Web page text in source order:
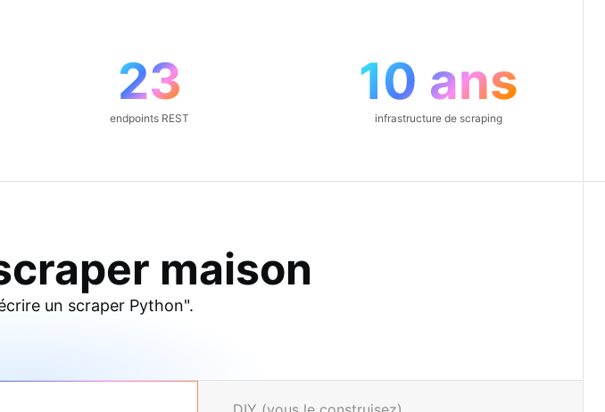
23
endpoints REST
10 ans
infrastructure de scraping
maison
un scraper Python".